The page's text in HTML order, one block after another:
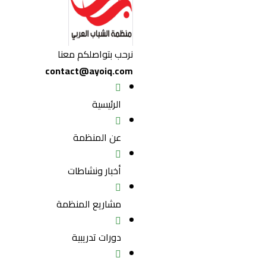
نرحب بتواصلكم معنا
contact@ayoiq.com
الرئيسية
عن المنظمة
أخبار ونشاطات
مشاريع المنظمة
دورات تدريبية